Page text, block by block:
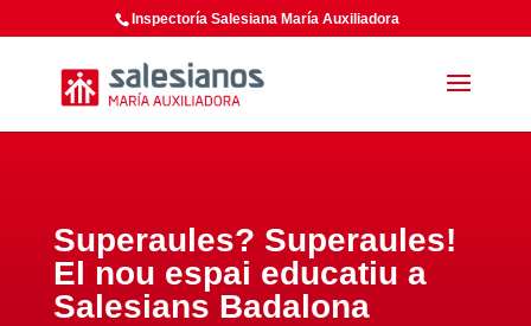
Inspectoría Salesiana María Auxiliadora
Superaules? Superaules!
El nou espai educatiu a
Salesians Badalona